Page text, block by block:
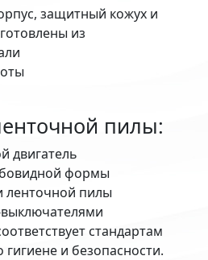
защитный кожух и
из
пилы:
двигатель
формы
ленточной пилы
стандартам
и безопасности.